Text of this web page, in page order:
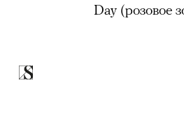
Day(розовое